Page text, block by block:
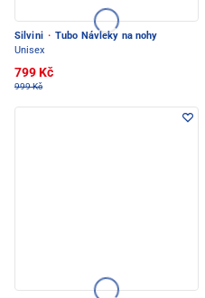
Silvini · Tubo Návleky na nohy
Unisex
799 Kč
999 Kč